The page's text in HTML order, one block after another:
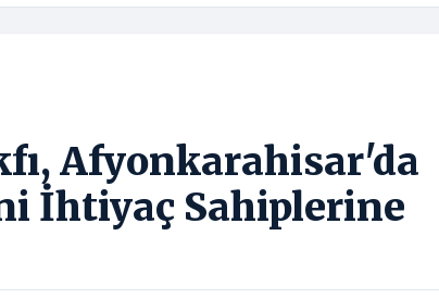
Afyonkarahisar'da
İhtiyaç Sahiplerine